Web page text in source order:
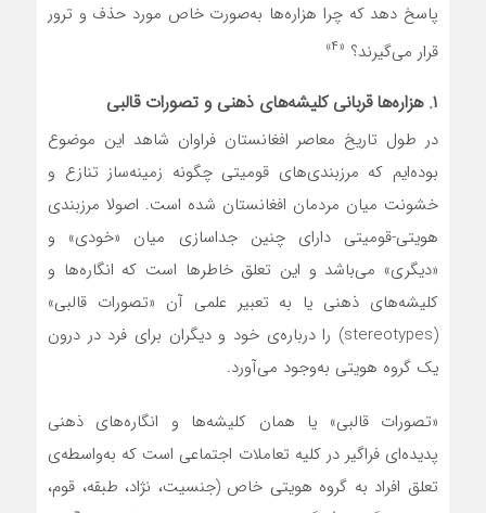
پاسخ دهد که چرا هزاره‌ها به‌صورت خاص مورد حذف و ترور
قرار می‌گیرند؟ «۴»
۱. هزاره‌ها قربانی کلیشه‌های ذهنی و تصورات قالبی
در طول تاریخ معاصر افغانستان فراوان شاهد این موضوع
بوده‌ایم که مرزبندی‌های قومیتی چگونه زمینه‌ساز تنازع و
خشونت میان مردمان افغانستان شده است. اصولا مرزبندی
هویتی-قومیتی دارای چنین جداسازی میان «خودی» و
«دیگری» می‌باشد و این تعلق خاطرها است که انگاره‌ها و
کلیشه‌های ذهنی یا به تعبیر علمی آن «تصورات قالبی»
(stereotypes)‌ را درباره‌ی خود و دیگران برای فرد در درون
یک گروه هویتی به‌وجود می‌آورد.
«تصورات قالبی» یا همان کلیشه‌ها و انگاره‌های ذهنی
پدیده‌ای فراگیر در کلیه تعاملات اجتماعی است که به‌واسطه‌ی
تعلق افراد به گروه هویتی خاص (جنسیت، نژاد، طبقه، قوم،